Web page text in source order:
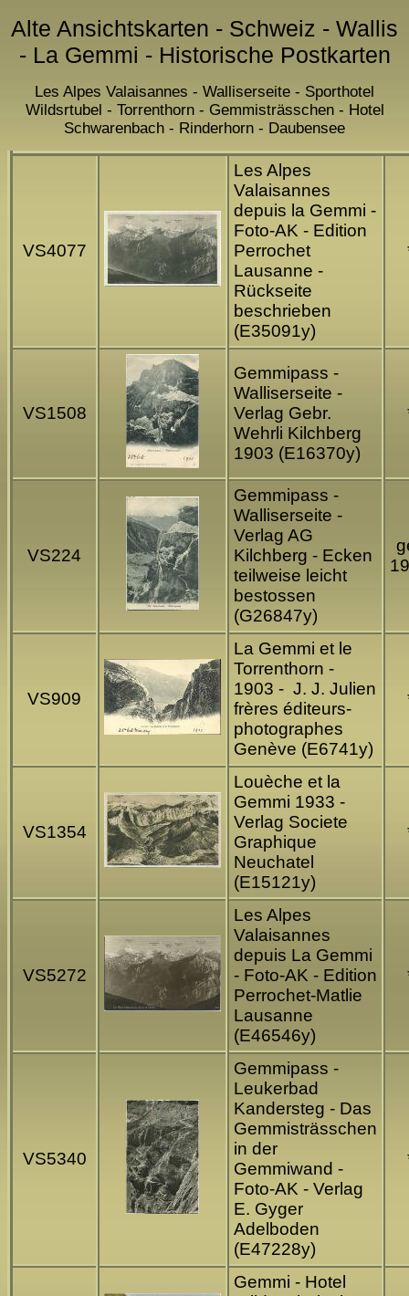
Alte Ansichtskarten - Schweiz - Wallis
- La Gemmi - Historische Postkarten
Les Alpes Valaisannes - Walliserseite - Sporthotel
Wildsrtubel - Torrenthorn - Gemmisträsschen - Hotel
Schwarenbach - Rinderhorn - Daubensee
VS4077
Les Alpes
Valaisannes
depuis la Gemmi -
Foto-AK - Edition
Perrochet
Lausanne -
Rückseite
beschrieben
(E35091y)
VS1508
Gemmipass -
Walliserseite -
Verlag Gebr.
Wehrli Kilchberg
1903 (E16370y)
VS224
Gemmipass -
Walliserseite -
Verlag AG
Kilchberg - Ecken
teilweise leicht
bestossen
(G26847y)
VS909
La Gemmi et le
Torrenthorn -
1903 - J. J. Julien
frères éditeurs-
photographes
Genève (E6741y)
VS1354
Louèche et la
Gemmi 1933 -
Verlag Societe
Graphique
Neuchatel
(E15121y)
VS5272
Les Alpes
Valaisannes
depuis La Gemmi
- Foto-AK - Edition
Perrochet-Matlie
Lausanne
(E46546y)
VS5340
Gemmipass -
Leukerbad
Kandersteg - Das
Gemmisträsschen
in der
Gemmiwand -
Foto-AK - Verlag
E. Gyger
Adelboden
(E47228y)
Gemmi - Hotel